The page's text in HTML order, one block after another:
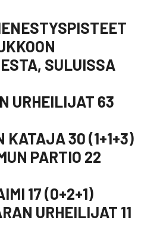
SULUISSA
URHEILIJAT 63
KATAJA 30 (1+1+3)
PARTIO 22
17 (0+2+1)
URHEILIJAT 11